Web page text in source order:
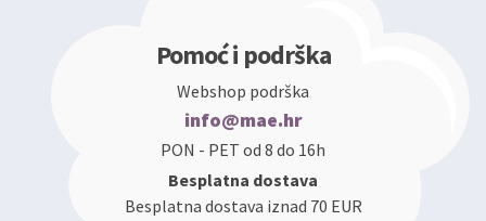
Pomoć i podrška
Webshop podrška
info@mae.hr
PON - PET od 8 do 16h
Besplatna dostava
Besplatna dostava iznad 70 EUR